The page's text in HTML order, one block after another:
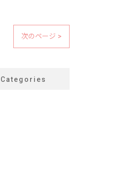
次のページ >
Categories